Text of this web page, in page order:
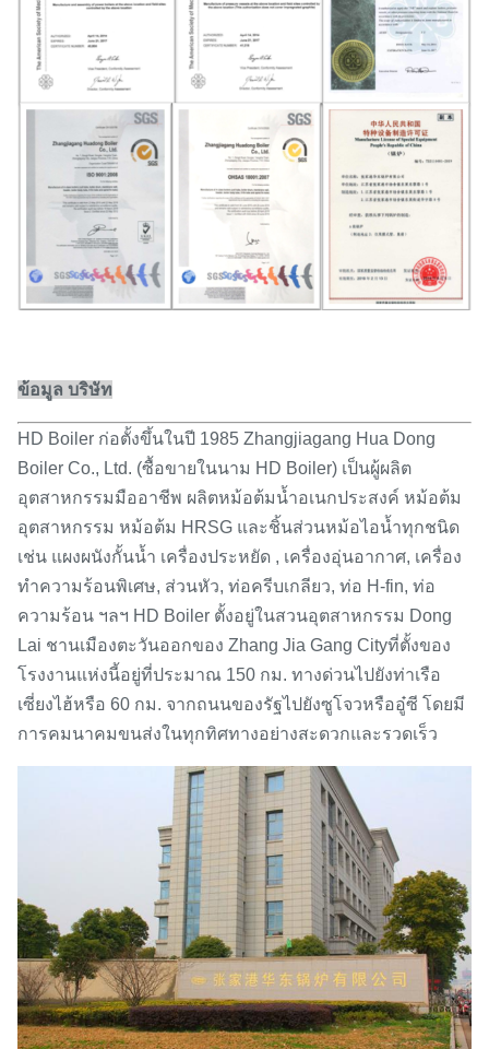
ข้อมูล บริษัท
HD Boiler ก่อตั้งขึ้นในปี 1985 Zhangjiagang Hua Dong
Boiler Co., Ltd. (ซื้อขายในนาม HD Boiler) เป็นผู้ผลิต
อุตสาหกรรมมืออาชีพ ผลิตหม้อต้มน้ำอเนกประสงค์ หม้อต้ม
อุตสาหกรรม หม้อต้ม HRSG และชิ้นส่วนหม้อไอน้ำทุกชนิด
เช่น แผงผนังกั้นน้ำ เครื่องประหยัด , เครื่องอุ่นอากาศ, เครื่อง
ทำความร้อนพิเศษ, ส่วนหัว, ท่อครีบเกลียว, ท่อ H-fin, ท่อ
ความร้อน ฯลฯ HD Boiler ตั้งอยู่ในสวนอุตสาหกรรม Dong
Lai ชานเมืองตะวันออกของ Zhang Jia Gang Cityที่ตั้งของ
โรงงานแห่งนี้อยู่ที่ประมาณ 150 กม. ทางด่วนไปยังท่าเรือ
เซี่ยงไฮ้หรือ 60 กม. จากถนนของรัฐไปยังซูโจวหรืออู๋ซี โดยมี
การคมนาคมขนส่งในทุกทิศทางอย่างสะดวกและรวดเร็ว